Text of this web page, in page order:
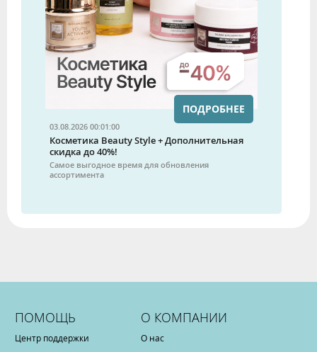
03.08.2026 00:01:00
Косметика Beauty Style + Дополнительная
скидка до 40%!
Самое выгодное время для обновления
ассортимента
ПОДРОБНЕЕ
ПОМОЩЬ
Центр поддержки
О КОМПАНИИ
О нас